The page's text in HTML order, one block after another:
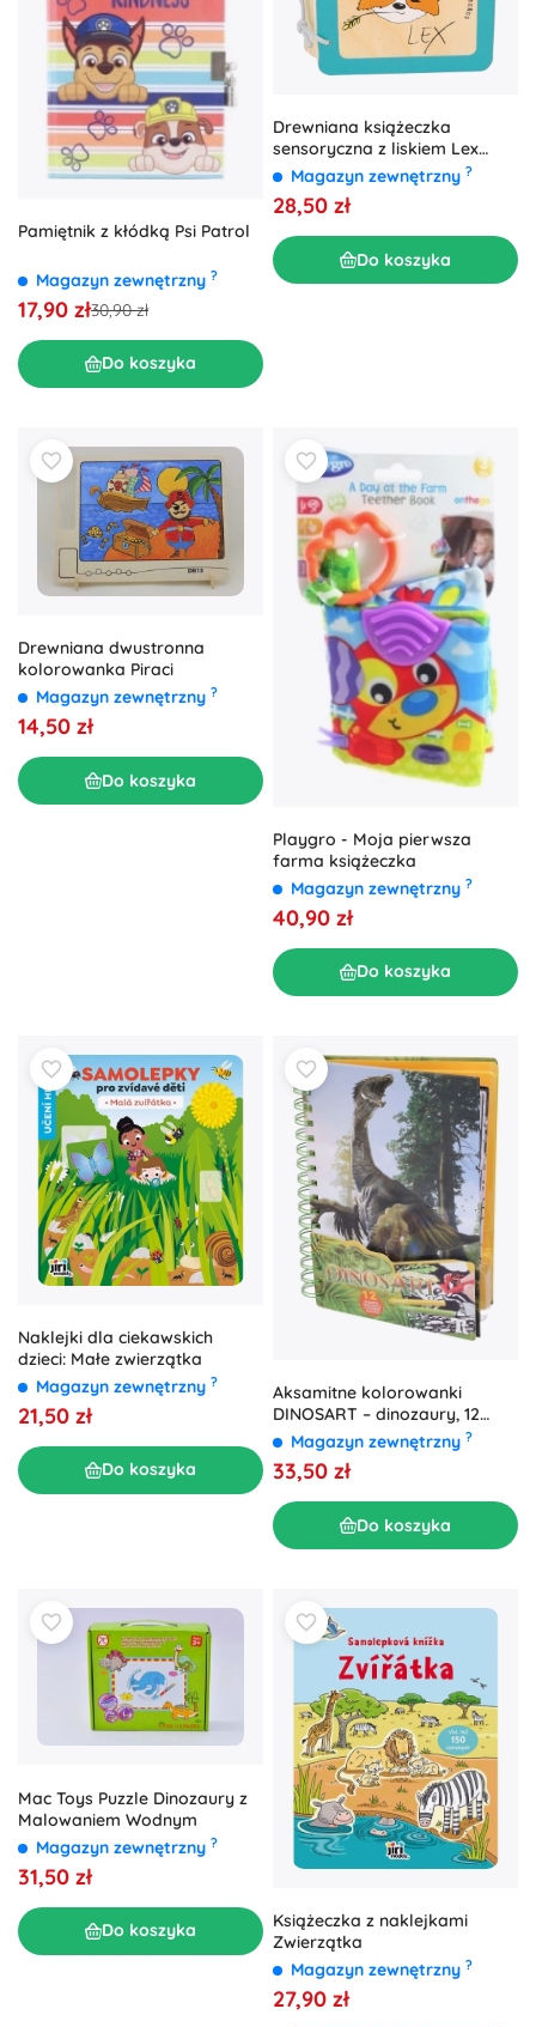
Pamiętnik z kłódką Psi Patrol
Magazyn zewnętrzny ?
17,90 zł30,90 zł
Do koszyka
Drewniana książeczka
sensoryczna z liskiem Lex
SMALL FOOT
Magazyn zewnętrzny ?
28,50 zł
Do koszyka
Drewniana dwustronna
kolorowanka Piraci
Magazyn zewnętrzny ?
14,50 zł
Do koszyka
Playgro - Moja pierwsza
farma książeczka
Magazyn zewnętrzny ?
40,90 zł
Do koszyka
Naklejki dla ciekawskich
dzieci: Małe zwierzątka
Magazyn zewnętrzny ?
21,50 zł
Do koszyka
Aksamitne kolorowanki
DINOSART – dinozaury, 12
plansz i mini flamastry
Magazyn zewnętrzny ?
33,50 zł
Do koszyka
Mac Toys Puzzle Dinozaury z
Malowaniem Wodnym
Magazyn zewnętrzny ?
31,50 zł
Do koszyka
Książeczka z naklejkami
Zwierzątka
Magazyn zewnętrzny ?
27,90 zł